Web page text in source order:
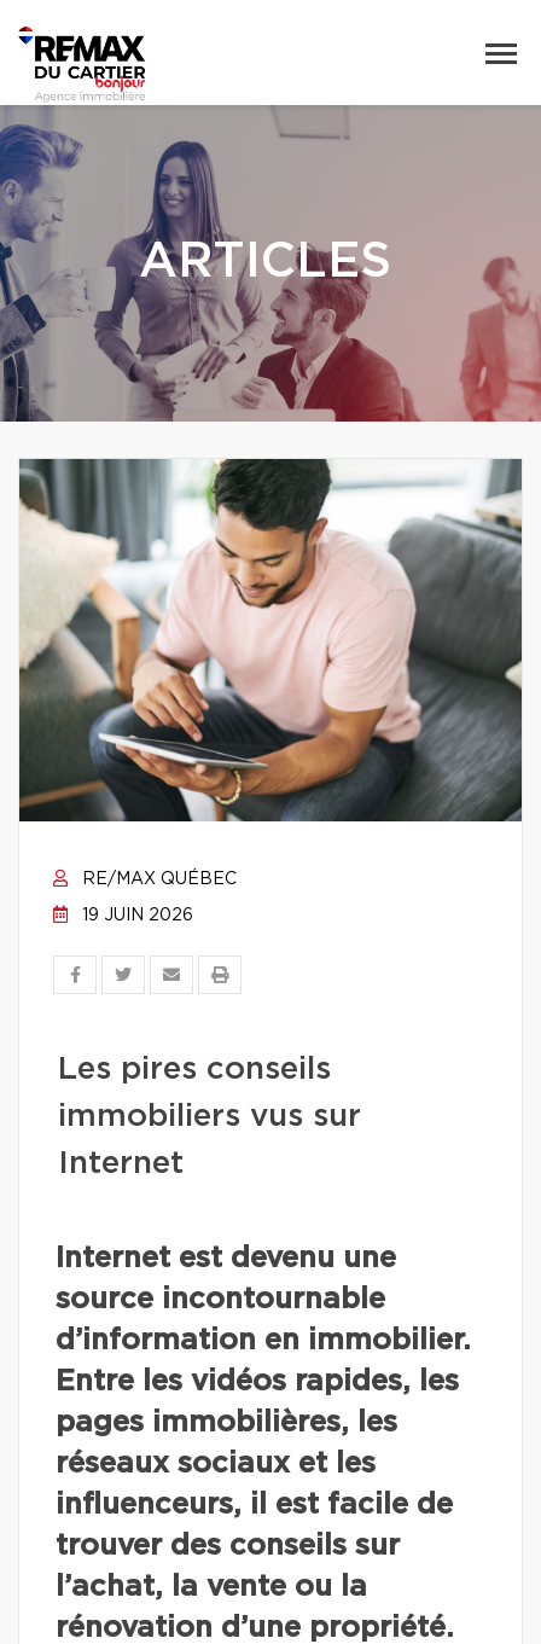
ARTICLES
RE/MAX QUÉBEC
19 JUIN 2026
Les pires conseils
immobiliers vus sur
Internet
Internet est devenu une
source incontournable
d’information en immobilier.
Entre les vidéos rapides, les
pages immobilières, les
réseaux sociaux et les
influenceurs, il est facile de
trouver des conseils sur
l’achat, la vente ou la
rénovation d’une propriété.